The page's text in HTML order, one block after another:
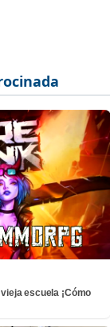
escuela ¡Cómo